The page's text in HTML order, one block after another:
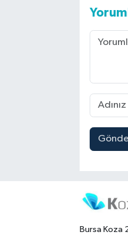
Bursa Koza